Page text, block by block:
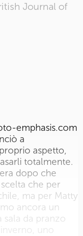
Journal of
emphasis.com
a
aspetto,
totalmente.
dopo che
che per
ma per Matty
ancora un
sala da pranzo
uno